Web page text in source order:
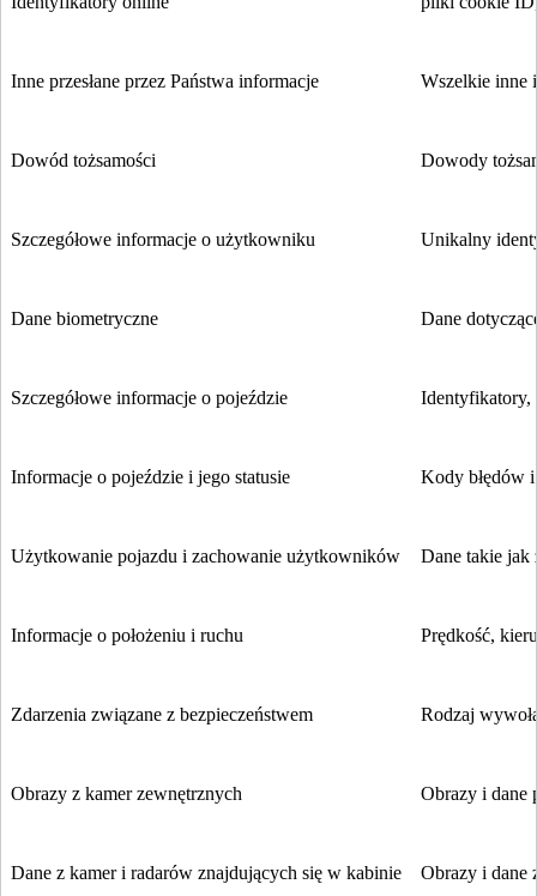
Inne przesłane przez Państwa informacje Wszelkie inne
Dowód tożsamości Dowody
Szczegółowe informacje o użytkowniku Unikalny
Dane biometryczne Dane
Szczegółowe informacje o pojeździe Identyfikatory,
Informacje o pojeździe i jego statusie Kody błędów
Użytkowanie pojazdu i zachowanie użytkowników Dane takie jak
Informacje o położeniu i ruchu Prędkość,
Zdarzenia związane z bezpieczeństwem Rodzaj
Obrazy z kamer zewnętrznych Obrazy i dane
Dane z kamer i radarów znajdujących się w kabinie Obrazy i dane